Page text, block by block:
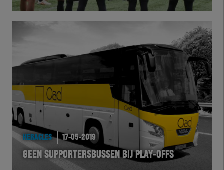
HERACLES 17-05-2019
GEEN SUPPORTERSBUSSEN BIJ PLAY-OFFS